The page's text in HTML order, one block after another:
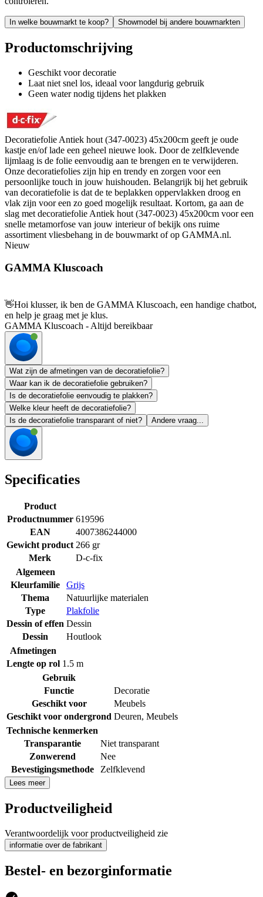
In welke bouwmarkt te koop? Showmodel bij andere bouwmarkten
Productomschrijving
Geschikt voor decoratie
Laat niet snel los, ideaal voor langdurig gebruik
Geen water nodig tijdens het plakken
Decoratiefolie Antiek hout (347-0023) 45x200cm geeft je oude
kastje en/of lade een geheel nieuwe look. Door de zelfklevende
lijmlaag is de folie eenvoudig aan te brengen en te verwijderen.
Onze decoratiefolies zijn hip en trendy en zorgen voor een
persoonlijke touch in jouw huishouden. Belangrijk bij het gebruik
van decoratiefolie is dat de te beplakken oppervlakken droog en
vlak zijn voor een zo goed mogelijk resultaat. Kortom, ga aan de
slag met decoratiefolie Antiek hout (347-0023) 45x200cm voor een
snelle metamorfose van jouw interieur of bekijk ons ruime
assortiment vliesbehang in de bouwmarkt of op GAMMA.nl.
Nieuw
GAMMA Kluscoach
👋Hoi klusser, ik ben de GAMMA Kluscoach, een handige chatbot,
en help je graag met je klus.
GAMMA Kluscoach - Altijd bereikbaar
Wat zijn de afmetingen van de decoratiefolie?
Waar kan ik de decoratiefolie gebruiken?
Is de decoratiefolie eenvoudig te plakken?
Welke kleur heeft de decoratiefolie?
Is de decoratiefolie transparant of niet?
Andere vraag...
Specificaties
Product
Productnummer 619596
EAN
4007386244000
Gewicht product 266 gr
Merk
D-c-fix
Algemeen
Kleurfamilie
Grijs
Thema
Natuurlijke materialen
Type
Plakfolie
Dessin of effen Dessin
Dessin
Houtlook
Afmetingen
Lengte op rol 1.5 m
Gebruik
Functie
Decoratie
Geschikt voor
Meubels
Geschikt voor ondergrond Deuren, Meubels
Technische kenmerken
Transparantie
Niet transparant
Zonwerend
Nee
Bevestigingsmethode
Zelfklevend
Lees meer
Productveiligheid
Verantwoordelijk voor productveiligheid zie
informatie over de fabrikant
Bestel- en bezorginformatie